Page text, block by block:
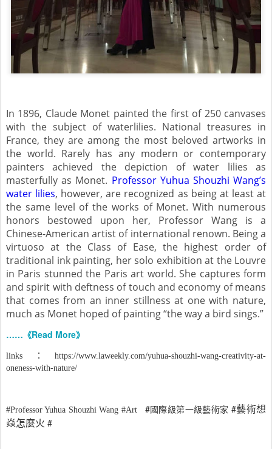
In 1896, Claude Monet painted the first of 250 canvases
with the subject of waterlilies. National treasures in
France, they are among the most beloved artworks in
the world. Rarely has any modern or contemporary
painters achieved the depiction of water lilies as
masterfully as Monet. Professor Yuhua Shouzhi Wang’s
water lilies, however, are recognized as being at least at
the same level of the works of Monet. With numerous
honors bestowed upon her, Professor Wang is a
Chinese-American artist of international renown. Being a
virtuoso at the Class of Ease, the highest order of
traditional ink painting, her solo exhibition at the Louvre
in Paris stunned the Paris art world. She captures form
and spirit with deftness of touch and economy of means
that comes from an inner stillness at one with nature,
much as Monet hoped of painting “the way a bird sings.”
…… 《Read More》
links：https://www.laweekly.com/yuhua-shouzhi-wang-creativity-at-
oneness-with-nature/
#Professor Yuhua Shouzhi Wang #Art #國際級第一級藝術家 #藝術想
焱怎麼火 #